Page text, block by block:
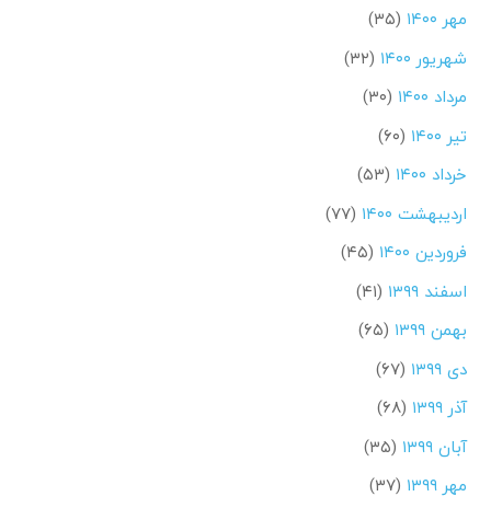
مهر ۱۴۰۰
(۳۵)
شهریور ۱۴۰۰
(۳۲)
مرداد ۱۴۰۰
(۳۰)
تیر ۱۴۰۰
(۶۰)
خرداد ۱۴۰۰
(۵۳)
اردیبهشت ۱۴۰۰
(۷۷)
فروردین ۱۴۰۰
(۴۵)
اسفند ۱۳۹۹
(۴۱)
بهمن ۱۳۹۹
(۶۵)
دی ۱۳۹۹
(۶۷)
آذر ۱۳۹۹
(۶۸)
آبان ۱۳۹۹
(۳۵)
مهر ۱۳۹۹
(۳۷)